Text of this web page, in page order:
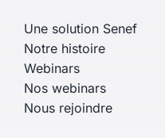
Une solution Senef
Notre histoire
Webinars
Nos webinars
Nous rejoindre